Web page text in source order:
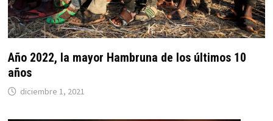
Año 2022, la mayor Hambruna de los últimos 10
años
diciembre 1, 2021